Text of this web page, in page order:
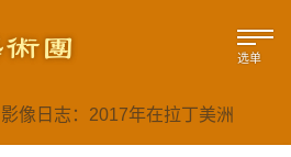
选单
影像日志：2017年在拉丁美洲